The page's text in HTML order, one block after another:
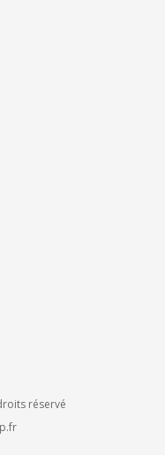
réservé